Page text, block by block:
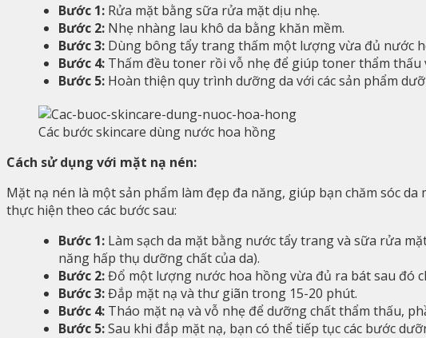
Bước 1: Rửa mặt bằng sữa rửa mặt dịu nhẹ.
Bước 2: Nhẹ nhàng lau khô da bằng khăn mềm.
Bước 3: Dùng bông tẩy trang thấm một lượng vừa đủ nước
Bước 4: Thấm đều toner rồi vỗ nhẹ để giúp toner thẩm thấu
Bước 5: Hoàn thiện quy trình dưỡng da với các sản phẩm
Các bước skincare dùng nước hoa hồng
Cách sử dụng với mặt nạ nén:
Mặt nạ nén là một sản phẩm làm đẹp đa năng, giúp bạn chăm sóc
thực hiện theo các bước sau:
Bước 1: Làm sạch da mặt bằng nước tẩy trang và sữa rửa
năng hấp thụ dưỡng chất của da).
Bước 2:Đổ một lượng nước hoa hồng vừa đủ ra bát sau đó
Bước 3:Đắp mặt nạ và thư giãn trong 15-20 phút.
Bước 4: Tháo mặt nạ và vỗ nhẹ để dưỡng chất thẩm thấu,
Bước 5:Sau khi đắp mặt nạ, bạn có thể tiếp tục các bước